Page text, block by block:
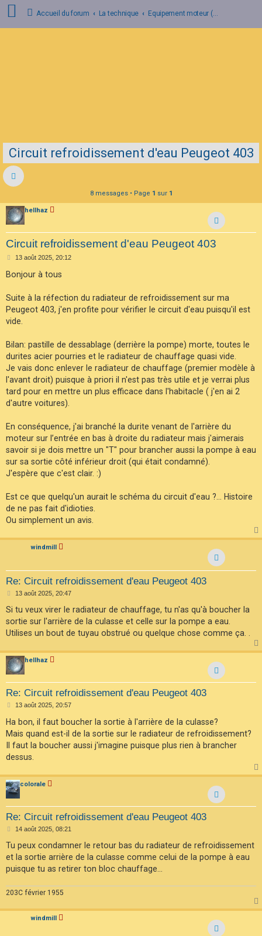
I
n
s
c
r
p
t
i
n
F
A
Accueil du forum La technique Equipement moteur (circulation d'huile et d'eau, filtre à air, alimentation carburant, échappement, fixation moteur).
Circuit refroidissement d'eau Peugeot 403
8 messages • Page 1 sur 1
hellhaz
Circuit refroidissement d'eau Peugeot 403
M
s
s
g
e
13 août 2025, 20:12
Bonjour à tous
Suite à la réfection du radiateur de refroidissement sur ma
Peugeot 403, j'en profite pour vérifier le circuit d'eau puisqu'il est
vide.
Bilan: pastille de dessablage (derrière la pompe) morte, toutes le
durites acier pourries et le radiateur de chauffage quasi vide.
Je vais donc enlever le radiateur de chauffage (premier modèle à
l'avant droit) puisque à priori il n'est pas très utile et je verrai plus
tard pour en mettre un plus efficace dans l'habitacle ( j'en ai 2
d'autre voitures).
En conséquence, j'ai branché la durite venant de l'arrière du
moteur sur l’entrée en bas à droite du radiateur mais j'aimerais
savoir si je dois mettre un "T" pour brancher aussi la pompe à eau
sur sa sortie côté inférieur droit (qui était condamné).
J'espère que c'est clair. :)
Est ce que quelqu'un aurait le schéma du circuit d'eau ?... Histoire
de ne pas fait d'idioties.
Ou simplement un avis.
windmill
Re: Circuit refroidissement d'eau Peugeot 403
M
s
a
g
e
13 août 2025, 20:47
Si tu veux virer le radiateur de chauffage, tu n'as qu'à boucher la
sortie sur l'arrière de la culasse et celle sur la pompe a eau.
Utilises un bout de tuyau obstrué ou quelque chose comme ça. .
hellhaz
Re: Circuit refroidissement d'eau Peugeot 403
M
s
s
a
g
e
13 août 2025, 20:57
Ha bon, il faut boucher la sortie à l'arrière de la culasse?
Mais quand est-il de la sortie sur le radiateur de refroidissement?
Il faut la boucher aussi j'imagine puisque plus rien à brancher
dessus.
colorale
Re: Circuit refroidissement d'eau Peugeot 403
M
s
a
g
e
14 août 2025, 08:21
Tu peux condamner le retour bas du radiateur de refroidissement
et la sortie arrière de la culasse comme celui de la pompe à eau
puisque tu as retirer ton bloc chauffage...
203C février 1955
windmill